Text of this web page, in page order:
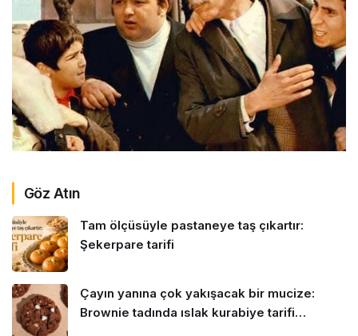
Göz Atın
Tam ölçüsüyle pastaneye taş çıkartır:
Şekerpare tarifi
Çayın yanına çok yakışacak bir mucize:
Brownie tadında ıslak kurabiye tarifi…